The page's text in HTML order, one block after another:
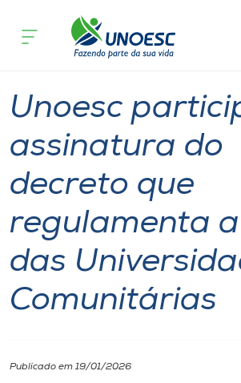
Cursos
Atendimento ao Estudante
Portal de Ensino
Unoesc
Notícia
Unoesc
assinatura do
decreto que
regulamenta a
das
Comunitárias
Publicado em 19/01/2026